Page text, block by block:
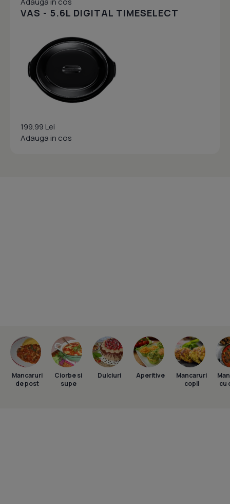
VAS - 5.6L DIGITAL TIMESELECT
199.99 Lei
Adauga in cos
Mancaruri
de post
Ciorbe si
supe
Dulciuri Aperitive
Mancaruri
copii
cu